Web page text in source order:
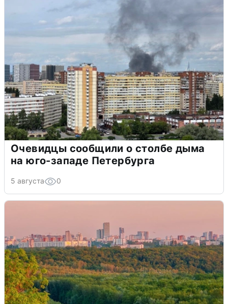
Очевидцы сообщили о столбе дыма
на юго-западе Петербурга
5 августа 0